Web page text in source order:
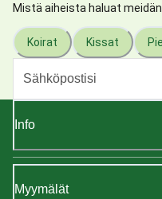
Mistä aiheista haluat
Koirat Kissat
Info
Myymälät